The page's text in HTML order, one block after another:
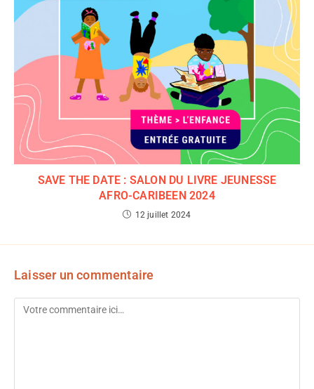
SAVE THE DATE : SALON DU LIVRE JEUNESSE
AFRO-CARIBEEN 2024
12 juillet 2024
Laisser un commentaire